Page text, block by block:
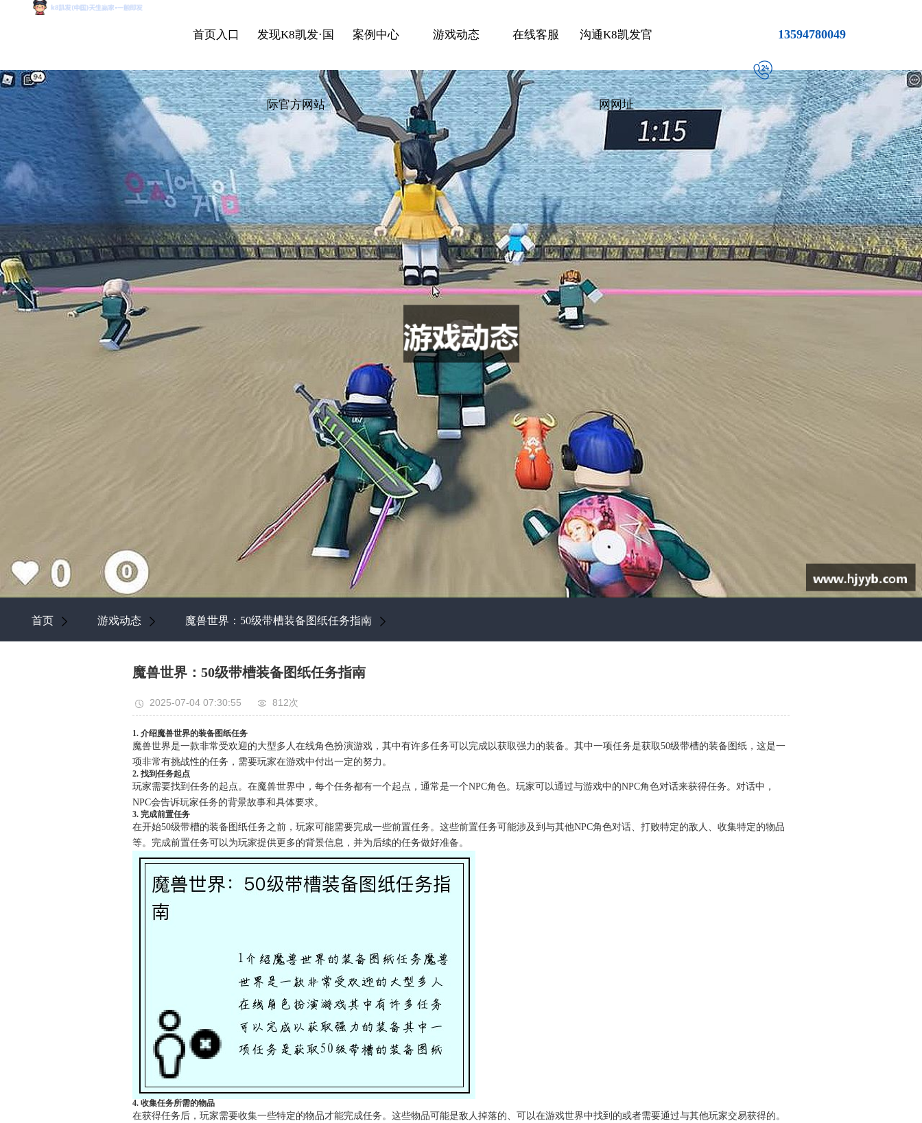
首页入口 发现K8凯发·国
际官方网站
案例中心 游戏动态 在线客服 沟通K8凯发官
网网址
13594780049
首页 游戏动态 魔兽世界：50级带槽装备图纸任务指南
魔兽世界：50级带槽装备图纸任务指南
2025-07-04 07:30:55 812次
1. 介绍魔兽世界的装备图纸任务
魔兽世界是一款非常受欢迎的大型多人在线角色扮演游戏，其中有许多任务可以完成以获取强力的装备。其中一项任务是获取50级带槽的装备图纸，这是一
项非常有挑战性的任务，需要玩家在游戏中付出一定的努力。
2. 找到任务起点
玩家需要找到任务的起点。在魔兽世界中，每个任务都有一个起点，通常是一个NPC角色。玩家可以通过与游戏中的NPC角色对话来获得任务。对话中，
NPC会告诉玩家任务的背景故事和具体要求。
3. 完成前置任务
在开始50级带槽的装备图纸任务之前，玩家可能需要完成一些前置任务。这些前置任务可能涉及到与其他NPC角色对话、打败特定的敌人、收集特定的物品
等。完成前置任务可以为玩家提供更多的背景信息，并为后续的任务做好准备。
4. 收集任务所需的物品
在获得任务后，玩家需要收集一些特定的物品才能完成任务。这些物品可能是敌人掉落的、可以在游戏世界中找到的或者需要通过与其他玩家交易获得的。